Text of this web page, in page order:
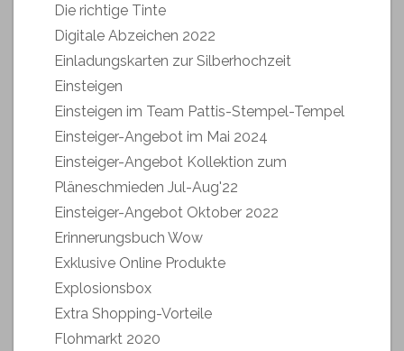
Die richtige Tinte
Digitale Abzeichen 2022
Einladungskarten zur Silberhochzeit
Einsteigen
Einsteigen im Team Pattis-Stempel-Tempel
Einsteiger-Angebot im Mai 2024
Einsteiger-Angebot Kollektion zum
Pläneschmieden Jul-Aug'22
Einsteiger-Angebot Oktober 2022
Erinnerungsbuch Wow
Exklusive Online Produkte
Explosionsbox
Extra Shopping-Vorteile
Flohmarkt 2020